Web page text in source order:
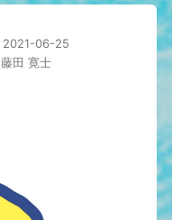
2021-06-25
藤田 寛士